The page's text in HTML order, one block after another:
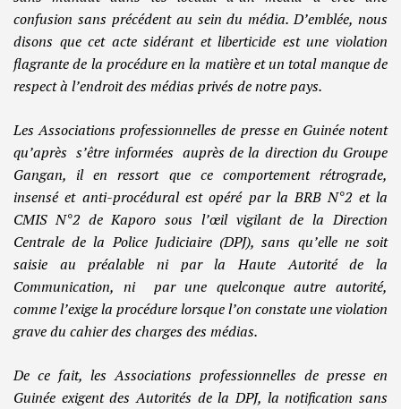
confusion sans précédent au sein du média. D’emblée, nous
disons que cet acte sidérant et liberticide est une violation
flagrante de la procédure en la matière et un total manque de
respect à l’endroit des médias privés de notre pays.
Les Associations professionnelles de presse en Guinée notent
qu’après s’être informées auprès de la direction du Groupe
Gangan, il en ressort que ce comportement rétrograde,
insensé et anti-procédural est opéré par la BRB N°2 et la
CMIS N°2 de Kaporo sous l’œil vigilant de la Direction
Centrale de la Police Judiciaire (DPJ), sans qu’elle ne soit
saisie au préalable ni par la Haute Autorité de la
Communication, ni par une quelconque autre autorité,
comme l’exige la procédure lorsque l’on constate une violation
grave du cahier des charges des médias.
De ce fait, les Associations professionnelles de presse en
Guinée exigent des Autorités de la DPJ, la notification sans